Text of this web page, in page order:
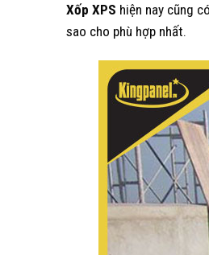
Xốp XPS hiện nay cũng
sao cho phù hợp nhất.